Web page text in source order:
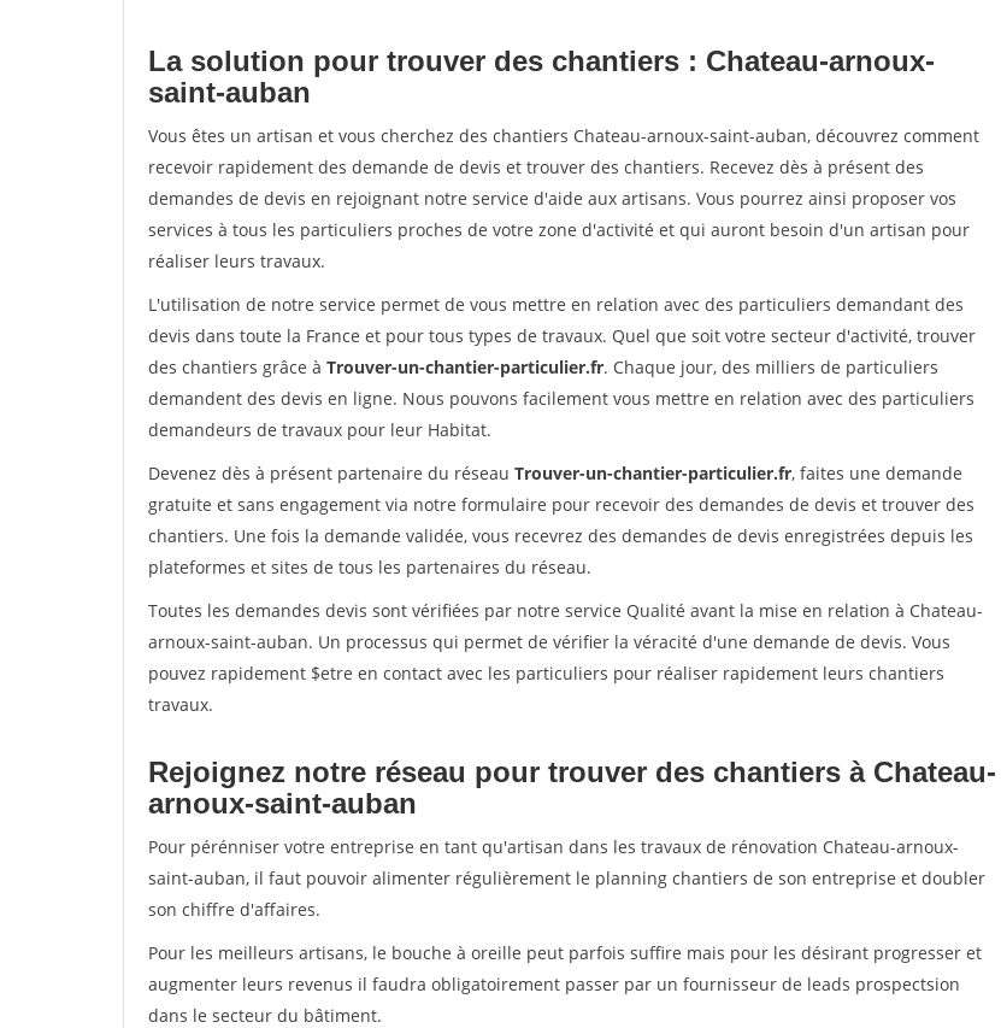
La solution pour trouver des chantiers : Chateau-arnoux-
saint-auban
Vous êtes un artisan et vous cherchez des chantiers Chateau-arnoux-saint-auban, découvrez comment
recevoir rapidement des demande de devis et trouver des chantiers. Recevez dès à présent des
demandes de devis en rejoignant notre service d'aide aux artisans. Vous pourrez ainsi proposer vos
services à tous les particuliers proches de votre zone d'activité et qui auront besoin d'un artisan pour
réaliser leurs travaux.
L'utilisation de notre service permet de vous mettre en relation avec des particuliers demandant des
devis dans toute la France et pour tous types de travaux. Quel que soit votre secteur d'activité, trouver
des chantiers grâce à Trouver-un-chantier-particulier.fr. Chaque jour, des milliers de particuliers
demandent des devis en ligne. Nous pouvons facilement vous mettre en relation avec des particuliers
demandeurs de travaux pour leur Habitat.
Devenez dès à présent partenaire du réseau Trouver-un-chantier-particulier.fr, faites une demande
gratuite et sans engagement via notre formulaire pour recevoir des demandes de devis et trouver des
chantiers. Une fois la demande validée, vous recevrez des demandes de devis enregistrées depuis les
plateformes et sites de tous les partenaires du réseau.
Toutes les demandes devis sont vérifiées par notre service Qualité avant la mise en relation à Chateau-
arnoux-saint-auban. Un processus qui permet de vérifier la véracité d'une demande de devis. Vous
pouvez rapidement $etre en contact avec les particuliers pour réaliser rapidement leurs chantiers
travaux.
Rejoignez notre réseau pour trouver des chantiers à Chateau-
arnoux-saint-auban
Pour pérénniser votre entreprise en tant qu'artisan dans les travaux de rénovation Chateau-arnoux-
saint-auban, il faut pouvoir alimenter régulièrement le planning chantiers de son entreprise et doubler
son chiffre d'affaires.
Pour les meilleurs artisans, le bouche à oreille peut parfois suffire mais pour les désirant progresser et
augmenter leurs revenus il faudra obligatoirement passer par un fournisseur de leads prospectsion
dans le secteur du bâtiment.